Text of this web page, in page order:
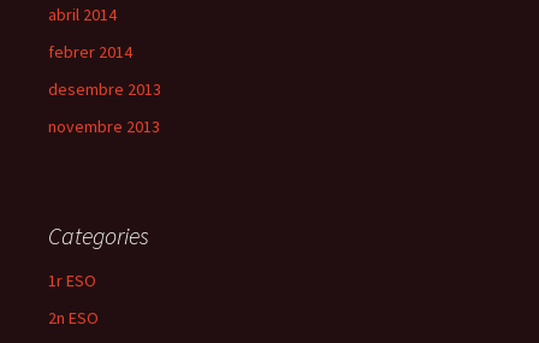
abril 2014
febrer 2014
desembre 2013
novembre 2013
Categories
1r ESO
2n ESO